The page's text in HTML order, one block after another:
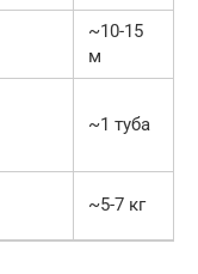
~10-15
м
~1 туба
~5-7 кг